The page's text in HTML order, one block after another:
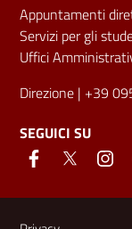
Appuntamenti
Servizi per gli
Uffici
Direzione | +39
SEGUICI SU
Link e